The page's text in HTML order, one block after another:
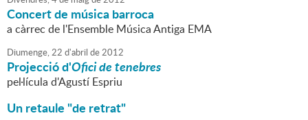
Concert de música barroca
a càrrec de l'Ensemble Música Antiga EMA
Diumenge,22 d'abril de2012
Projecció d'Ofici de tenebres
pel·lícula d'Agustí Espriu
Un retaule "de retrat"